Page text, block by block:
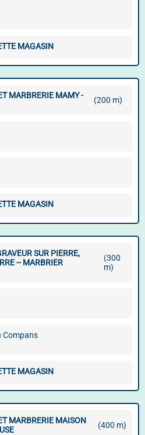
MAGASIN
MARBRERIE MAMY -
(200 m)
MAGASIN
SUR PIERRE,
-- MARBRIER
(300
m)
Compans
MAGASIN
MARBRERIE MAISON
(400 m)